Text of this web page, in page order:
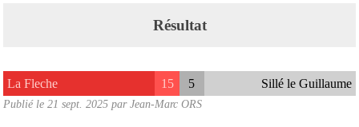
Résultat
La Fleche 15 5 Sillé le Guillaume
Publié le 21 sept. 2025 par Jean-Marc ORS